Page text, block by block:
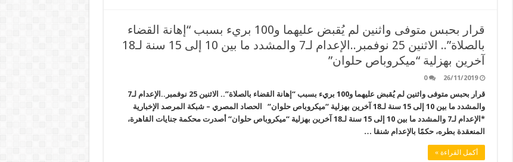
قرار بحبس متوفى واثنين لم يُقبض عليهما و100 بريء بسبب “إهانة القضاء
بالصلاة”.. الاثنين 25 نوفمبر..الإعدام لـ7 والمشدد ما بين 10 إلى 15 سنة لـ18
آخرين بهزلية “ميكروباص حلوان”
26/11/2019
0
قرار بحبس متوفى واثنين لم يُقبض عليهما و100 بريء بسبب “إهانة القضاء بالصلاة”.. الاثنين 25 نوفمبر..الإعدام لـ7
والمشدد ما بين 10 إلى 15 سنة لـ18 آخرين بهزلية “ميكروباص حلوان“ الحصاد المصري – شبكة المرصد الإخبارية
*الإعدام لـ7 والمشدد ما بين 10 إلى 15 سنة لـ18 آخرين بهزلية “ميكروباص حلوان“ أصدرت محكمة جنايات القاهرة،
المنعقدة بطره، حكمًا بالإعدام شنقا …
أكمل القراءة »